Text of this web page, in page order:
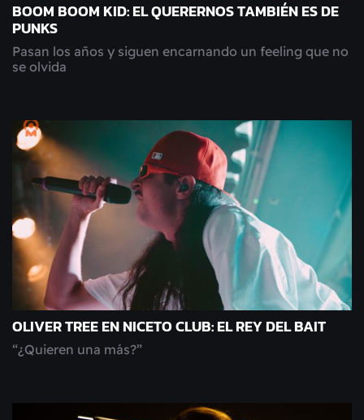
BOOM BOOM KID: EL QUERERNOS TAMBIÉN ES DE
PUNKS
Pasan los años y siguen encarnando un feeling que no
se olvida
OLIVER TREE EN NICETO CLUB: EL REY DEL BAIT
“¿Quieren una más?”